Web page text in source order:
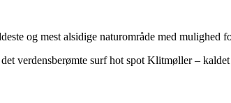
og mest alsidige naturområde med mulighed
verdensberømte surf hot spot Klitmøller –